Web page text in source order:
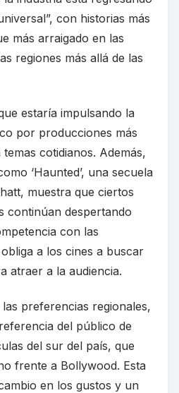
con historias más
más arraigado en las
regiones más allá de las
estaría impulsando la
por producciones más
cotidianos. Además,
‘Haunted’, una secuela
muestra que ciertos
continúan despertando
con las
a los cines a buscar
atraer a la audiencia.
preferencias regionales,
del público de
del sur del país, que
frente a Bollywood. Esta
en los gustos y un